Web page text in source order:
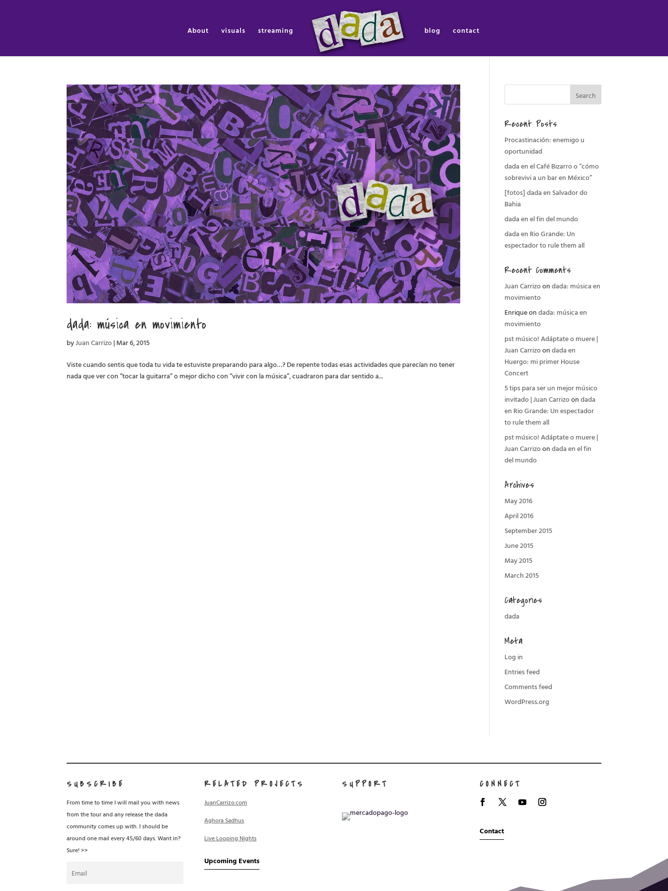
About visuals streaming blog contact
dada: música en movimiento
byJuan Carrizo|Mar 6, 2015
Viste cuando sentis que toda tu vida te estuviste preparando para algo…? De repente todas esas actividades que parecían no tener
nada que ver con “tocar la guitarra” o mejor dicho con “vivir con la música”, cuadraron para dar sentido a...
Recent Posts
Procastinación: enemigo u
oportunidad
dada en el Café Bizarro o “cómo
sobrevivi a un bar en México”
[fotos] dada en Salvador do
Bahia
dada en el fin del mundo
dada en Rio Grande: Un
espectador to rule them all
Recent Comments
Juan Carrizoondada: música en
movimiento
Enriqueondada: música en
movimiento
pst músico! Adáptate o muere |
Juan Carrizoondada en
Huergo: mi primer House
Concert
5 tips para ser un mejor músico
invitado | Juan Carrizoondada
en Rio Grande: Un espectador
to rule them all
pst músico! Adáptate o muere |
Juan Carrizoondada en el fin
del mundo
Archives
May 2016
April 2016
September 2015
June 2015
May 2015
March 2015
Categories
dada
Meta
Log in
Entries feed
Comments feed
WordPress.org
SUBSCRIBE
From time to time I will mail you with news
from the tour and any release the dada
community comes up with. I should be
around one mail every 45/60 days. Want in?
Sure! >>
RELATED PROJECTS
JuanCarrizo.com
Aghora Sadhus
Live Looping Nights
Upcoming Events
SUPPORT CONNECT
Contact